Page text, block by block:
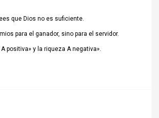
que Dios no es suficiente.
para el ganador, sino para el servidor.
positiva» y la riqueza A negativa».